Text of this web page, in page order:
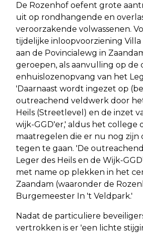
De Rozenhof oefent grote
uit op rondhangende en
veroorzakende volwassenen.
tijdelijke inloopvoorziening
aan de Povincialewg in
geroepen, als aanvulling op de
enhuislozenopvang van het
'Daarnaast wordt ingezet op
outreachend veldwerk door
Heils (Streetlevel) en de inzet
wijk-GGD'er,' aldus het college
maatregelen die er nu nog zijn
tegen te gaan. 'De
Leger des Heils en de Wijk-
met name op plekken in het
Zaandam (waaronder de
Burgemeester In 't Veldpark.'
Nadat de particuliere
vertrokken is er 'een lichte